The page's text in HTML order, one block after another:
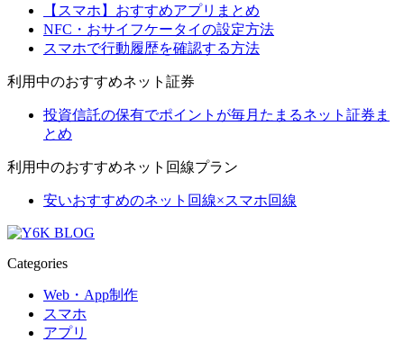
【スマホ】おすすめアプリまとめ
NFC・おサイフケータイの設定方法
スマホで行動履歴を確認する方法
利用中のおすすめネット証券
投資信託の保有でポイントが毎月たまるネット証券ま
とめ
利用中のおすすめネット回線プラン
安いおすすめのネット回線×スマホ回線
Categories
Web・App制作
スマホ
アプリ